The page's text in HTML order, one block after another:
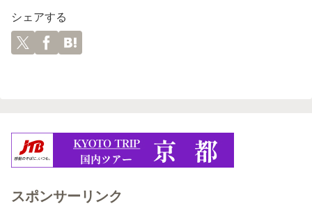
シェアする
スポンサーリンク